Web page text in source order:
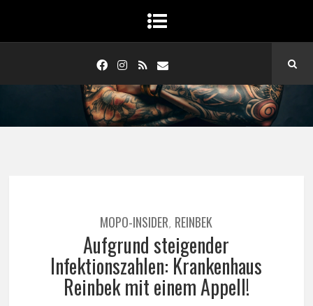
MOPO-INSIDER, REINBEK
Aufgrund steigender
Infektionszahlen: Krankenhaus
Reinbek mit einem Appell!